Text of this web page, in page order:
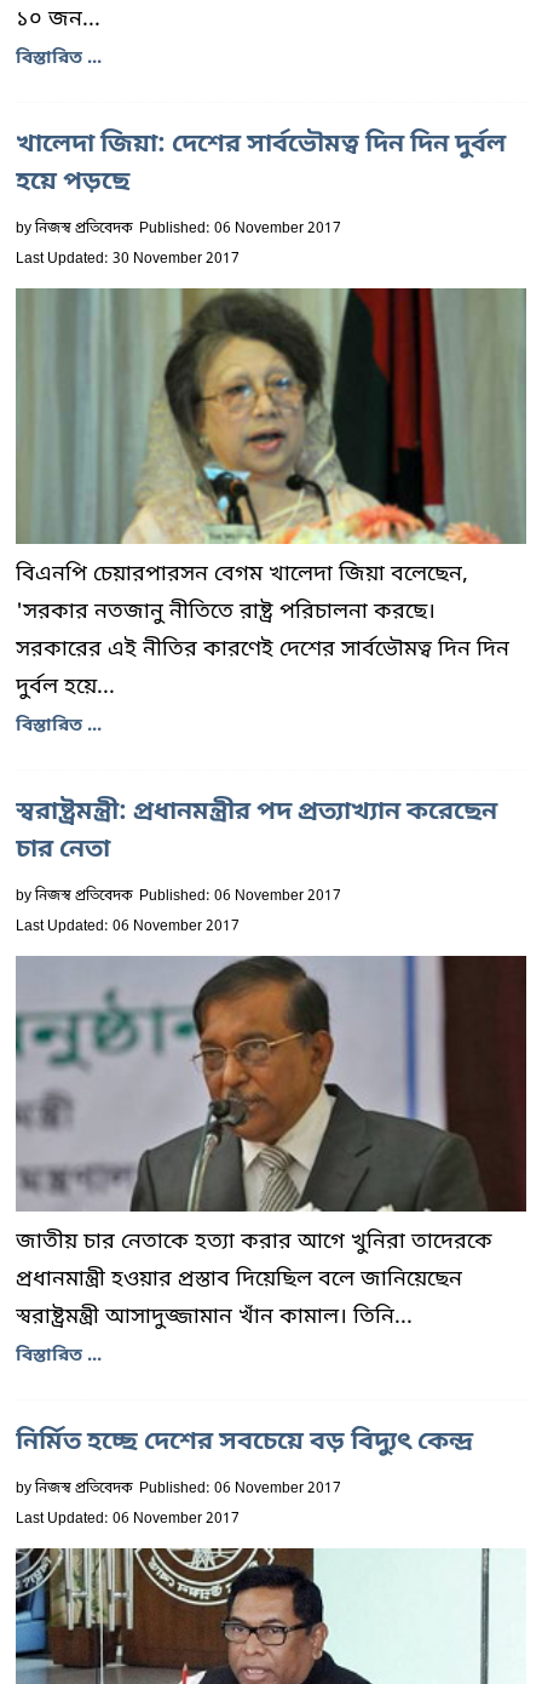
১০ জন...
বিস্তারিত ...
খালেদা জিয়া: দেশের সার্বভৌমত্ব দিন দিন দুর্বল
হয়ে পড়ছে
byনিজস্ব প্রতিবেদক Published: 06 November 2017
Last Updated: 30 November 2017
বিএনপি চেয়ারপারসন বেগম খালেদা জিয়া বলেছেন,
'সরকার নতজানু নীতিতে রাষ্ট্র পরিচালনা করছে।
সরকারের এই নীতির কারণেই দেশের সার্বভৌমত্ব দিন দিন
দুর্বল হয়ে...
বিস্তারিত ...
স্বরাষ্ট্রমন্ত্রী: প্রধানমন্ত্রীর পদ প্রত্যাখ্যান করেছেন
চার নেতা
byনিজস্ব প্রতিবেদক Published: 06 November 2017
Last Updated: 06 November 2017
জাতীয় চার নেতাকে হত্যা করার আগে খুনিরা তাদেরকে
প্রধানমান্ত্রী হওয়ার প্রস্তাব দিয়েছিল বলে জানিয়েছেন
স্বরাষ্ট্রমন্ত্রী আসাদুজ্জামান খাঁন কামাল। তিনি...
বিস্তারিত ...
নির্মিত হচ্ছে দেশের সবচেয়ে বড় বিদ্যুৎ কেন্দ্র
byনিজস্ব প্রতিবেদক Published: 06 November 2017
Last Updated: 06 November 2017